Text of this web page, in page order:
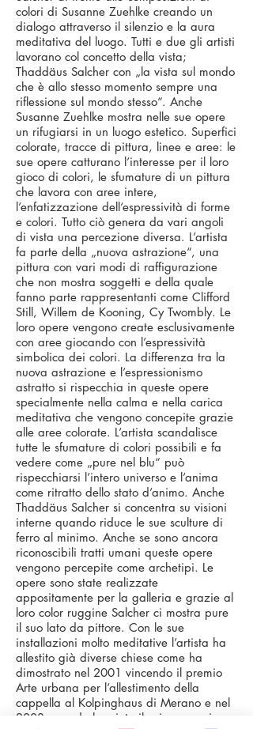
colori di Susanne Zuehlke creando un
dialogo attraverso il silenzio e la aura
meditativa del luogo. Tutti e due gli artisti
lavorano col concetto della vista;
Thaddäus Salcher con „la vista sul mondo
che è allo stesso momento sempre una
riflessione sul mondo stesso“. Anche
Susanne Zuehlke mostra nelle sue opere
un rifugiarsi in un luogo estetico. Superfici
colorate, tracce di pittura, linee e aree: le
sue opere catturano l’interesse per il loro
gioco di colori, le sfumature di un pittura
che lavora con aree intere,
l’enfatizzazione dell‘espressività di forme
e colori. Tutto ciò genera da vari angoli
di vista una percezione diversa. L’artista
fa parte della „nuova astrazione“, una
pittura con vari modi di raffigurazione
che non mostra soggetti e della quale
fanno parte rappresentanti come Clifford
Still, Willem de Kooning, Cy Twombly. Le
loro opere vengono create esclusivamente
con aree giocando con l’espressività
simbolica dei colori. La differenza tra la
nuova astrazione e l’espressionismo
astratto si rispecchia in queste opere
specialmente nella calma e nella carica
meditativa che vengono concepite grazie
alle aree colorate. L’artista scandalisce
tutte le sfumature di colori possibili e fa
vedere come „pure nel blu“ può
rispecchiarsi l’intero universo e l’anima
come ritratto dello stato d’animo. Anche
Thaddäus Salcher si concentra su visioni
interne quando riduce le sue sculture di
ferro al minimo. Anche se sono ancora
riconoscibili tratti umani queste opere
vengono percepite come archetipi. Le
opere sono state realizzate
appositamente per la galleria e grazie al
loro color ruggine Salcher ci mostra pure
il suo lato da pittore. Con le sue
installazioni molto meditative l’artista ha
allestito già diverse chiese come ha
dimostrato nel 2001 vincendo il premio
Arte urbana per l’allestimento della
cappella al Kolpinghaus di Merano e nel
2003 quando ha vinto il primo premio